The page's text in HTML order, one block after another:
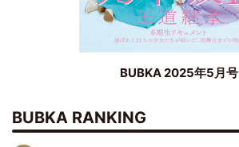
BUBKA 2025年5月号
BUBKA RANKING